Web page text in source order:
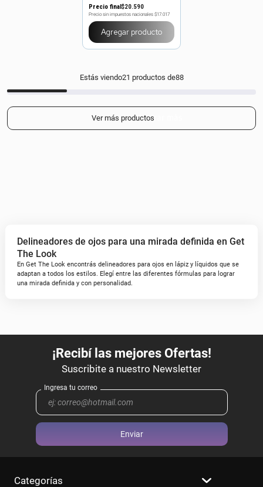
Precio final$20.590
Precio sin impuestos nacionales $17.017
Agregar producto
Estás viendo21 productos de88
Mostrar más
Delineadores de ojos para una mirada definida en Get
The Look
En Get The Look encontrás delineadores para ojos en lápiz y líquidos que se
adaptan a todos los estilos. Elegí entre las diferentes fórmulas para lograr
una mirada definida y con personalidad.
Enviar
Categorías